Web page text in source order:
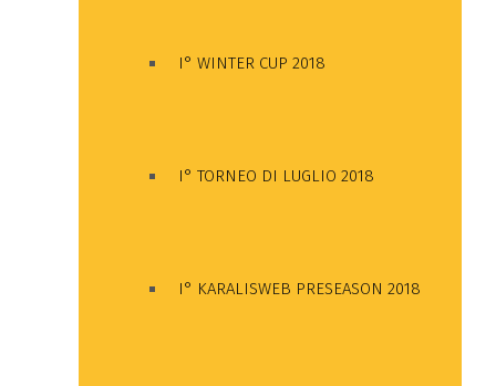
I° WINTER CUP 2018
I° TORNEO DI LUGLIO 2018
I° KARALISWEB PRESEASON 2018